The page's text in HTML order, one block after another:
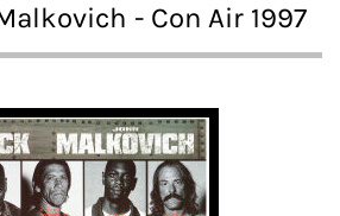
- Con Air 1997